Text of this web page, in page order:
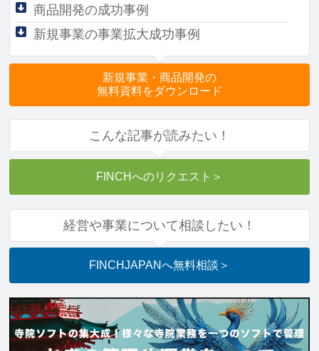
商品開発の成功事例
新規事業の事業拡大成功事例
新規事業・商品開発の
無料資料をダウンロード
こんな記事が読みたい！
FINCHへのリクエスト ＞
経営や事業について相談したい！
FINCHJAPANへ無料相談 ＞